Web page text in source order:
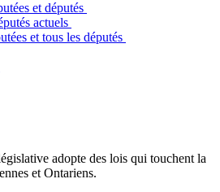
et députés
actuels
et tous les députés
adopte des lois qui touchent la
et Ontariens.